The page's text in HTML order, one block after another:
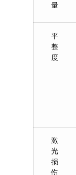
量
平
整
度
激
光
损
伤